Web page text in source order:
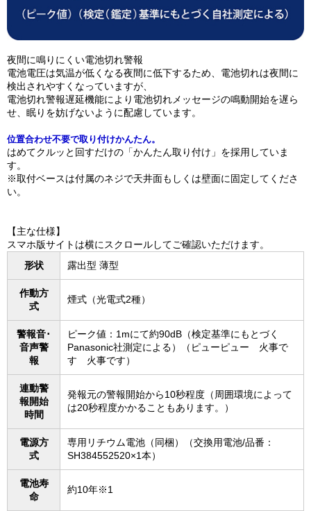
夜間に鳴りにくい電池切れ警報
電池電圧は気温が低くなる夜間に低下するため、電池切れは夜間に
検出されやすくなっていますが、
電池切れ警報遅延機能により電池切れメッセージの鳴動開始を遅ら
せ、眠りを妨げないように配慮しています。
位置合わせ不要で取り付けかんたん。
はめてクルッと回すだけの「かんたん取り付け」を採用していま
す。
※取付ベースは付属のネジで天井面もしくは壁面に固定してくださ
い。
【主な仕様】
スマホ版サイトは横にスクロールしてご確認いただけます。
形状
露出型 薄型
作動方
式
煙式（光電式2種）
警報音･
音声警
報
ピーク値：1mにて約90dB（検定基準にもとづく
Panasonic社測定による）（ピューピュー 火事で
す 火事です）
連動警
報開始
時間
発報元の警報開始から10秒程度（周囲環境によって
は20秒程度かかることもあります。）
電源方
式
専用リチウム電池（同梱）（交換用電池/品番：
SH384552520×1本）
電池寿
命
約10年※1